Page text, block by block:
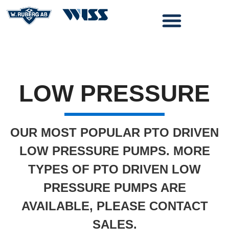
LOW PRESSURE
OUR MOST POPULAR PTO DRIVEN
LOW PRESSURE PUMPS. MORE
TYPES OF PTO DRIVEN LOW
PRESSURE PUMPS ARE
AVAILABLE, PLEASE CONTACT
SALES.